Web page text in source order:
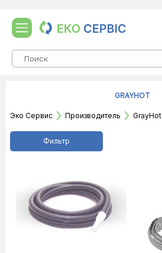
GRAYHOT
Эко Сервис Производитель GrayHot
Фильтр